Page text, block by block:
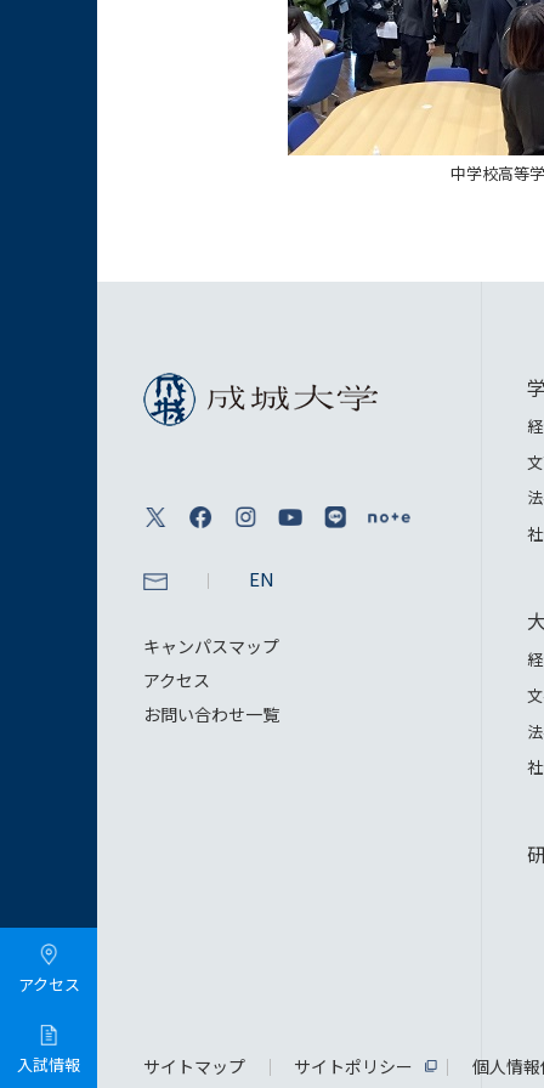
アクセス
入試情報
中学校高等
サイトマップ サイトポリシー 個人情
EN
キャンパスマップ
アクセス
お問い合わせ一覧